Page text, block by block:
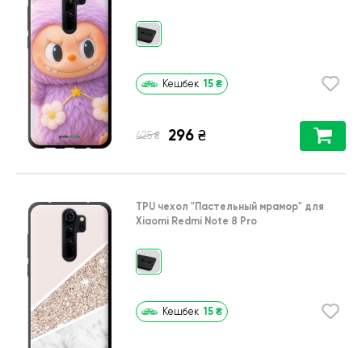
Кешбек 15 ₴
425 ₴ 296 ₴
TPU чехол "Пастельный мрамор" для
Xiaomi Redmi Note 8 Pro
Кешбек 15 ₴